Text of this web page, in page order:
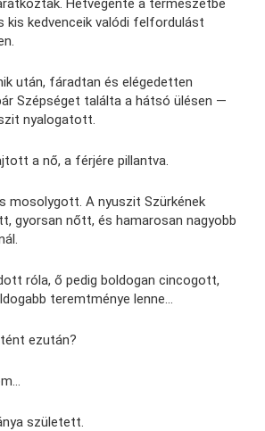
Hétvégente a természetbe
kis kedvenceik valódi felfordulást
után, fáradtan és elégedetten
Szépséget találta a hátsó ülésen —
nyalogatott.
a nő, a férjére pillantva.
mosolygott. A nyuszit Szürkének
gyorsan nőtt, és hamarosan nagyobb
róla, ő pedig boldogan cincogott,
teremtménye lenne…
ezután?
született.